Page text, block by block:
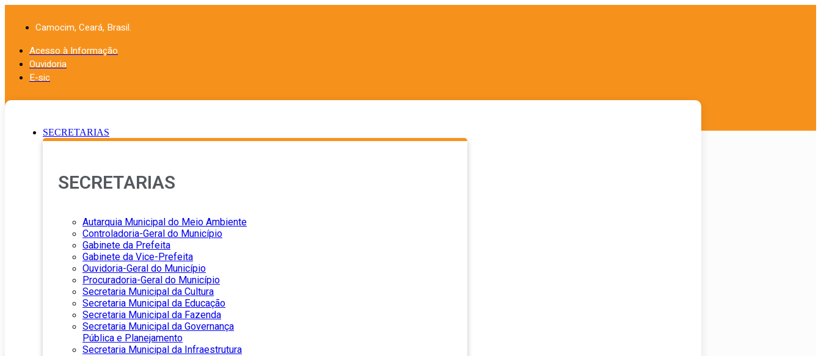
Camocim, Ceará, Brasil.
Acesso à Informação
Ouvidoria
E-sic
SECRETARIAS
SECRETARIAS
Autarquia Municipal do Meio Ambiente
Controladoria-Geral do Município
Gabinete da Prefeita
Gabinete da Vice-Prefeita
Ouvidoria-Geral do Município
Procuradoria-Geral do Município
Secretaria Municipal da Cultura
Secretaria Municipal da Educação
Secretaria Municipal da Fazenda
Secretaria Municipal da Governança
Pública e Planejamento
Secretaria Municipal da Infraestrutura